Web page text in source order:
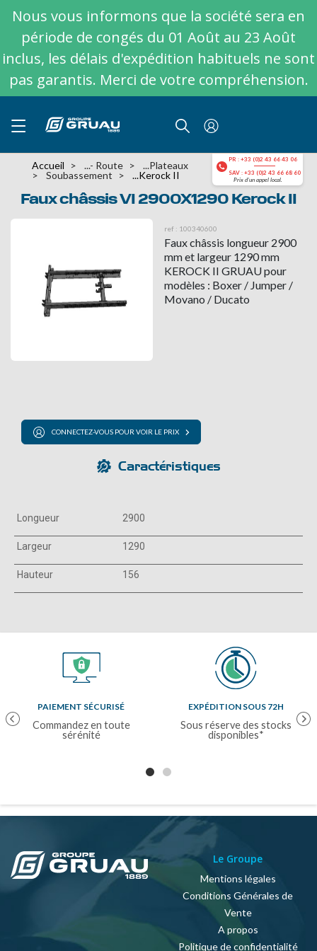
Nous vous informons que la société sera en
période de congés du 01 Août au 23 Août
inclus, les délais d'expédition habituels ne sont
pas garantis. Merci de votre compréhension.
PR : +33 (0)2 43 66 43 06
SAV : +33 (0)2 43 66 68 60
Prix d'un appel local.
Accueil ...- Route
...plateaux
Soubassement
...Kerock II
Faux châssis VI 2900X1290 Kerock II
ref : 100340600
Faux châssis longueur 2900
mm et largeur 1290 mm
KEROCK II GRUAU pour
modèles : Boxer / Jumper /
Movano / Ducato
CONNECTEZ-VOUS POUR VOIR LE PRIX
Caractéristiques
Longueur 2900
Largeur 1290
Hauteur 156
PreviousPAIEMENT SÉCURISÉ
Commandez en toute
sérénité
EXPÉDITION SOUS 72H
Sous réserve des stocks
disponibles*
Le Groupe
Mentions légales
Conditions Générales de
Vente
A propos
Politique de confidentialité